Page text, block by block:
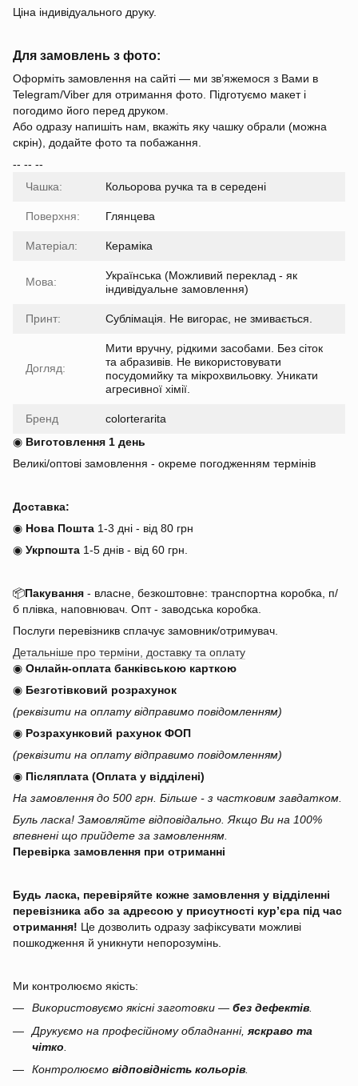
Ціна індивідуального друку.
Для замовлень з фото:
Оформіть замовлення на сайті — ми зв’яжемося з Вами в
Telegram/Viber для отримання фото. Підготуємо макет і
погодимо його перед друком.
Або одразу напишіть нам, вкажіть яку чашку обрали (можна
скрін), додайте фото та побажання.
-- -- --
Чашка:
Кольорова ручка та в середені
Поверхня: Глянцева
Матеріал: Кераміка
Мова:
Українська (Можливий переклад - як
індивідуальне замовлення)
Принт: Сублімація. Не вигорає, не змивається.
Догляд:
Мити вручну, рідкими засобами. Без сіток
та абразивів. Не використовувати
посудомийку та мікрохвильовку. Уникати
агресивної хімії.
Бренд
colorterarita
◉ Виготовлення 1 день
Великі/оптові замовлення - окреме погодженням термінів
Доставка:
◉ Нова Пошта 1-3 дні - від 80 грн
◉ Укрпошта 1-5 днів - від 60 грн.
📦Пакування - власне, безкоштовне: транспортна коробка, п/
б плівка, наповнювач. Опт - заводська коробка.
Послуги перевізникв сплачує замовник/отримувач.
Детальніше про терміни, доставку та оплату
◉ Онлайн-оплата банківською карткою
◉ Безготівковий розрахунок
(реквізити на оплату відправимо повідомленням)
◉ Розрахунковий рахунок ФОП
(реквізити на оплату відправимо повідомленням)
◉ Післяплата (Оплата у відділені)
На замовлення до 500 грн. Більше - з частковим завдатком.
Буль ласка! Замовляйте відповідально. Якщо Ви на 100%
впевнені що прийдете за замовленням.
Перевірка замовлення при отриманні
Будь ласка, перевіряйте кожне замовлення у відділенні
перевізника або за адресою у присутності кур’єра під час
отримання! Це дозволить одразу зафіксувати можливі
пошкодження й уникнути непорозумінь.
Ми контролюємо якість:
Використовуємо якісні заготовки — без дефектів
Друкуємо на професійному обладнанні, яскраво та
чітко
Контролюємо відповідність кольорів